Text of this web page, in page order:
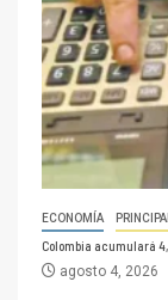
ECONOMÍA
Colombia acumulará
agosto 4, 2026